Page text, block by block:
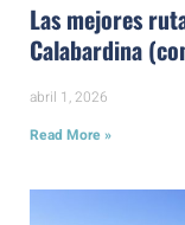
Las mejores
Calabardina
abril 1, 2026
Read More »